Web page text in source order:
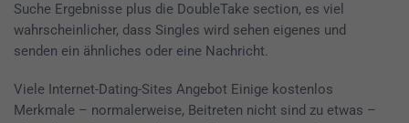
Suche Ergebnisse plus die DoubleTake section, es viel
wahrscheinlicher, dass Singles wird sehen eigenes und
senden ein ähnliches oder eine Nachricht.
Viele Internet-Dating-Sites Angebot Einige kostenlos
Merkmale – normalerweise, Beitreten nicht sind zu etwas –